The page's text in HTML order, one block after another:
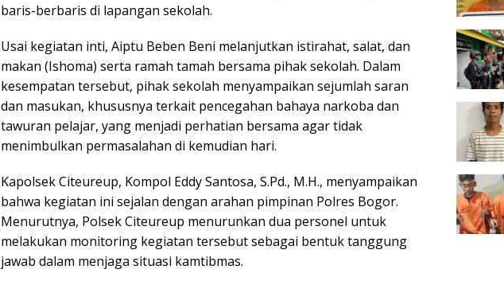
baris-berbaris di lapangan sekolah.
Usai kegiatan inti, Aiptu Beben Beni melanjutkan istirahat, salat, dan
makan (Ishoma) serta ramah tamah bersama pihak sekolah. Dalam
kesempatan tersebut, pihak sekolah menyampaikan sejumlah saran
dan masukan, khususnya terkait pencegahan bahaya narkoba dan
tawuran pelajar, yang menjadi perhatian bersama agar tidak
menimbulkan permasalahan di kemudian hari.
Kapolsek Citeureup, Kompol Eddy Santosa, S.Pd., M.H., menyampaikan
bahwa kegiatan ini sejalan dengan arahan pimpinan Polres Bogor.
Menurutnya, Polsek Citeureup menurunkan dua personel untuk
melakukan monitoring kegiatan tersebut sebagai bentuk tanggung
jawab dalam menjaga situasi kamtibmas.